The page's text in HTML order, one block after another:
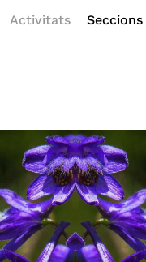
Activitats Seccions